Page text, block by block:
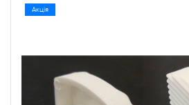
Акція